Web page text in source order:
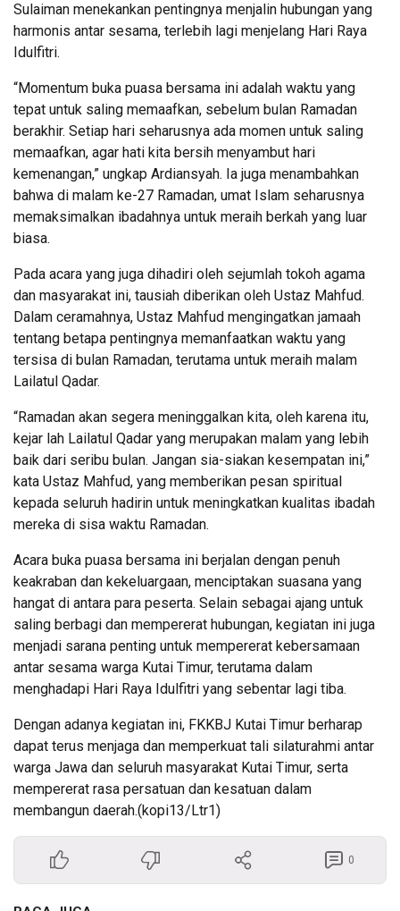
Sulaiman menekankan pentingnya menjalin hubungan yang
harmonis antar sesama, terlebih lagi menjelang Hari Raya
Idulfitri.
“Momentum buka puasa bersama ini adalah waktu yang
tepat untuk saling memaafkan, sebelum bulan Ramadan
berakhir. Setiap hari seharusnya ada momen untuk saling
memaafkan, agar hati kita bersih menyambut hari
kemenangan,” ungkap Ardiansyah. Ia juga menambahkan
bahwa di malam ke-27 Ramadan, umat Islam seharusnya
memaksimalkan ibadahnya untuk meraih berkah yang luar
biasa.
Pada acara yang juga dihadiri oleh sejumlah tokoh agama
dan masyarakat ini, tausiah diberikan oleh Ustaz Mahfud.
Dalam ceramahnya, Ustaz Mahfud mengingatkan jamaah
tentang betapa pentingnya memanfaatkan waktu yang
tersisa di bulan Ramadan, terutama untuk meraih malam
Lailatul Qadar.
“Ramadan akan segera meninggalkan kita, oleh karena itu,
kejar lah Lailatul Qadar yang merupakan malam yang lebih
baik dari seribu bulan. Jangan sia-siakan kesempatan ini,”
kata Ustaz Mahfud, yang memberikan pesan spiritual
kepada seluruh hadirin untuk meningkatkan kualitas ibadah
mereka di sisa waktu Ramadan.
Acara buka puasa bersama ini berjalan dengan penuh
keakraban dan kekeluargaan, menciptakan suasana yang
hangat di antara para peserta. Selain sebagai ajang untuk
saling berbagi dan mempererat hubungan, kegiatan ini juga
menjadi sarana penting untuk mempererat kebersamaan
antar sesama warga Kutai Timur, terutama dalam
menghadapi Hari Raya Idulfitri yang sebentar lagi tiba.
Dengan adanya kegiatan ini, FKKBJ Kutai Timur berharap
dapat terus menjaga dan memperkuat tali silaturahmi antar
warga Jawa dan seluruh masyarakat Kutai Timur, serta
mempererat rasa persatuan dan kesatuan dalam
membangun daerah.(kopi13/Ltr1)
0